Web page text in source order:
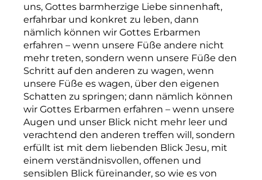
uns, Gottes barmherzige Liebe sinnenhaft,
erfahrbar und konkret zu leben, dann
nämlich können wir Gottes Erbarmen
erfahren – wenn unsere Füße andere nicht
mehr treten, sondern wenn unsere Füße den
Schritt auf den anderen zu wagen, wenn
unsere Füße es wagen, über den eigenen
Schatten zu springen; dann nämlich können
wir Gottes Erbarmen erfahren – wenn unsere
Augen und unser Blick nicht mehr leer und
verachtend den anderen treffen will, sondern
erfüllt ist mit dem liebenden Blick Jesu, mit
einem verständnisvollen, offenen und
sensiblen Blick füreinander, so wie es von